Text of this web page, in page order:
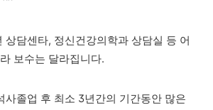
상담센타, 정신건강의학과 상담실 등 어
보수는 달라집니다.
사졸업 후 최소 3년간의 기간동안 많은